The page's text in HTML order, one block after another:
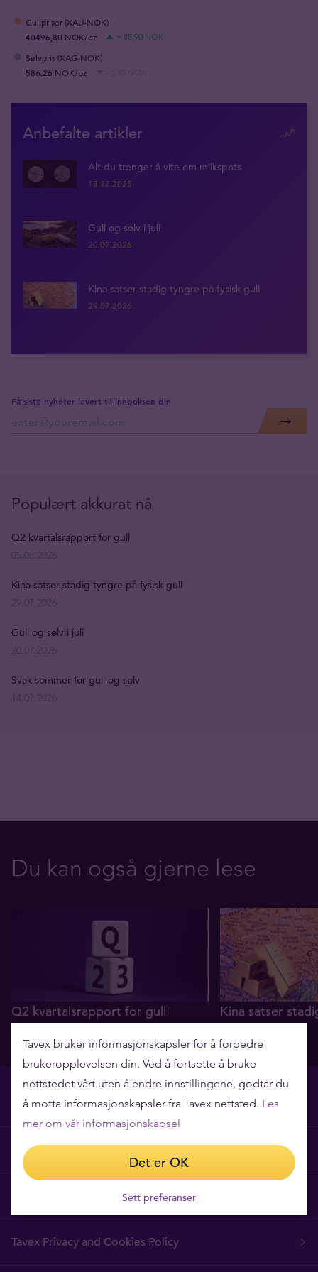
Gullpriser (XAU-NOK)
40496,80 NOK/oz
+ 85,90 NOK
Sølvpris (XAG-NOK)
586,26 NOK/oz
Anbefalte artikler
Alt du trenger å vite om milkspots
18.12.2025
Gull og sølv i juli
20.07.2026
Kina satser stadig tyngre på fysisk gull
29.07.2026
Få siste nyheter levert til innboksen din
Populært akkurat nå
Q2 kvartalsrapport for gull
Kina satser stadig tyngre på fysisk gull
Gull og sølv i juli
Svak sommer for gull og sølv
Du kan også gjerne lese
Q2 kvartalsrapport for gull
Kina satser
29.07.2026
Hvorfor Tavex?
Tavex Privacy and Cookies Policy
Tavex bruker informasjonskapsler for å forbedre
brukeropplevelsen din. Ved å fortsette å bruke
nettstedet vårt uten å endre innstillingene, godtar du
å motta informasjonskapsler fra Tavex nettsted. Les
mer om vår informasjonskapsel
Det er OK
Sett preferanser